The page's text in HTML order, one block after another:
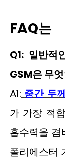
FAQ는
Q1: 일반적
GSM은 무
A1: 중간 두
가 가장 적
흡수력을 겸
폴리에스터